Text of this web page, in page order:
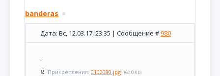
banderas
Дата: Вс, 12.03.17, 23:35 | Сообщение #980
.
Прикрепления: 0102080.jpg (60.0 Kb)